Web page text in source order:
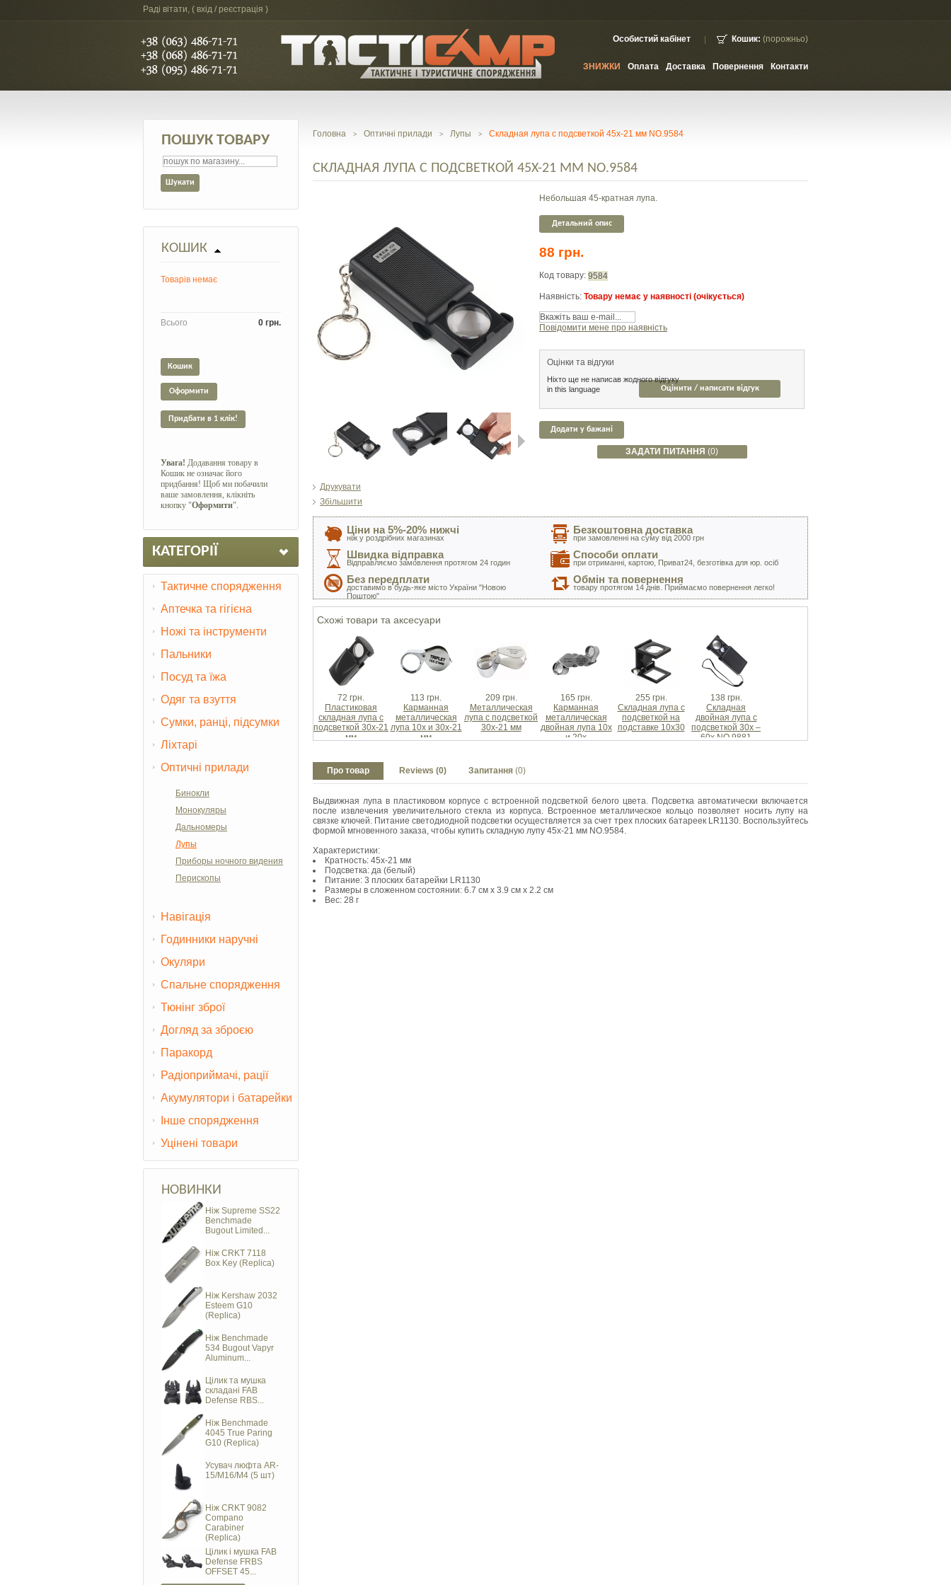
Раді вітати, ( вхід / реєстрація )
Кошик: (порожньо)
Особистий кабінет
Контакти
Повернення
Доставка
Оплата
ЗНИЖКИ
ПОШУК ТОВАРУ
КОШИК
Товарів немає
Всього 0 грн.
Кошик
Оформити
Придбати в 1 клік!
Увага! Додавання товару в
Кошик не означає його
придбання! Щоб ми побачили
ваше замовлення, клікніть
кнопку "Оформити".
КАТЕГОРІЇ
Тактичне спорядження
Аптечка та гігієна
Ножі та інструменти
Пальники
Посуд та їжа
Одяг та взуття
Сумки, ранці, підсумки
Ліхтарі
Оптичні прилади
Бинокли
Монокуляры
Дальномеры
Лупы
Приборы ночного видения
Перископы
Навігація
Годинники наручні
Окуляри
Спальне спорядження
Тюнінг зброї
Догляд за зброєю
Паракорд
Радіоприймачі, рації
Акумулятори і батарейки
Інше спорядження
Уцінені товари
НОВИНКИ
Ніж Supreme SS22
Benchmade
Bugout Limited...
Ніж CRKT 7118
Box Key (Replica)
Ніж Kershaw 2032
Esteem G10
(Replica)
Ніж Benchmade
534 Bugout Vapyr
Aluminum...
Цілик та мушка
складані FAB
Defense RBS...
Ніж Benchmade
4045 True Paring
G10 (Replica)
Усувач люфта AR-
15/M16/M4 (5 шт)
Ніж CRKT 9082
Compano
Carabiner
(Replica)
Цілик і мушка FAB
Defense FRBS
OFFSET 45...
Головна > Оптичні прилади > Лупы > Складная лупа с подсветкой 45x-21 мм NO.9584
СКЛАДНАЯ ЛУПА С ПОДСВЕТКОЙ 45X-21 ММ NO.9584
Друкувати
Збільшити
Небольшая 45-кратная лупа.
Детальний опис
88 грн.
Код товару: 9584
Наявність: Товару немає у наявності (очікується)
Повідомити мене про наявність
Оцінки та відгуки
Ніхто ще не написав жодного відгуку
in this language
Оцінити / написати відгук
Додати у бажані
ЗАДАТИ ПИТАННЯ (0)
Ціни на 5%-20% нижчі
ніж у роздрібних магазинах
Швидка відправка
Відправляємо замовлення протягом 24 годин
Без передплати
доставимо в будь-яке місто України "Новою
Поштою"
Безкоштовна доставка
при замовленні на суму від 2000 грн
Способи оплати
при отриманні, картою, Приват24, безготівка для юр. осіб
Обмін та повернення
товару протягом 14 днів. Приймаємо повернення легко!
Схожі товари та аксесуари
72 грн.
Пластиковая
складная лупа с
подсветкой 30х-21
мм
113 грн.
Карманная
металлическая
лупа 10х и 30x-21
мм
209 грн.
Металлическая
лупа с подсветкой
30х-21 мм
165 грн.
Карманная
металлическая
двойная лупа 10x
и 20x
255 грн.
Складная лупа с
подсветкой на
подставке 10x30
138 грн.
Складная
двойная лупа с
подсветкой 30х –
60х NO.9881
Про товар Reviews (0) Запитання (0)
Выдвижная лупа в пластиковом корпусе с встроенной подсветкой белого цвета. Подсветка автоматически включается
после извлечения увеличительного стекла из корпуса. Встроенное металлическое кольцо позволяет носить лупу на
связке ключей. Питание светодиодной подсветки осуществляется за счет трех плоских батареек LR1130. Воспользуйтесь
формой мгновенного заказа, чтобы купить складную лупу 45x-21 мм NO.9584.
Характеристики:
Кратность: 45x-21 мм
Подсветка: да (белый)
Питание: 3 плоских батарейки LR1130
Размеры в сложенном состоянии: 6.7 см х 3.9 см х 2.2 см
Вес: 28 г